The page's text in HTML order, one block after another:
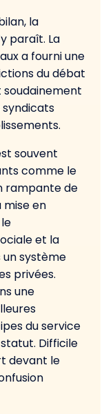
la
paraît. La
a fourni une
du débat
syndicats
souvent
comme le
rampante de
mise en
et la
un système
privées.
une
du service
Difficile
devant le